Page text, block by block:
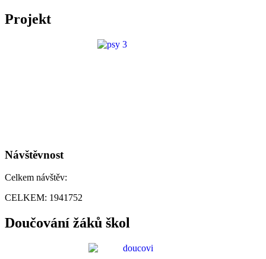
Projekt
Návštěvnost
Celkem návštěv:
CELKEM: 1941752
Doučování žáků škol